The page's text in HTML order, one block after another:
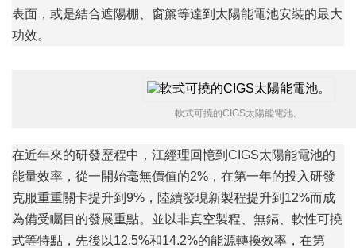
表面，或是結合遮陽棚、窗簾等達到太陽能電池安裝的最大
功效。
軟式可撓的CIGS太陽能電池。
在近年來的研發歷程中，江經理回憶到CIGS太陽能電池的
能量效率，從一開始毫無價值的2%，在第一年的投入研發
克服重重關卡提升到9%，陸續發現新製程提升到12%而成
為備受矚目的發展重點。並以非真空製程、無鎘、軟性可撓
式等特點，先後以12.5%和14.2%的能源轉換效率，在第